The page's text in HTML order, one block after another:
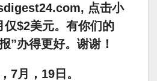
点击小
仅$2美元。有你们的
”办得更好。谢谢！
7月，19日。